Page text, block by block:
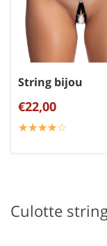
String bijou
€22,00
☆☆☆☆☆
★★★★★
Culotte